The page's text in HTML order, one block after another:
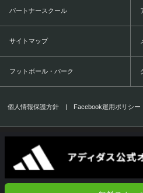
パートナースクール
サイトマップ
フットボール・パーク
個人情報保護方針 | Facebook運用ポリシー
1999-2016 All